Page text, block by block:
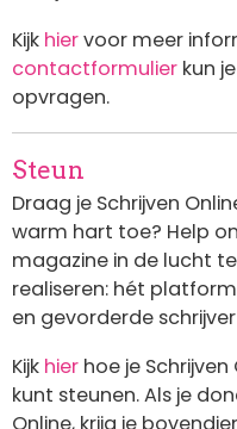
Kijk hiervoor meer
contactformulier kun
opvragen.
Steun
Draag je Schrijven
warm hart toe? Help
magazine in de lucht
realiseren: hét
en gevorderde
Kijk hier hoe je
kunt steunen. Als je